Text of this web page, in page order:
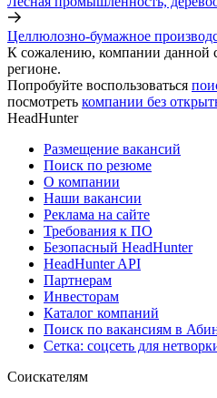
Целлюлозно-бумажное
К сожалению, компании данной
регионе.
Попробуйте воспользоваться
посмотреть компании без
HeadHunter
Размещение вакансий
Поиск по резюме
О компании
Наши вакансии
Реклама на сайте
Требования к ПО
Безопасный HeadHunter
HeadHunter API
Партнерам
Инвесторам
Каталог компаний
Поиск по вакансиям в
Сетка: соцсеть для
Соискателям